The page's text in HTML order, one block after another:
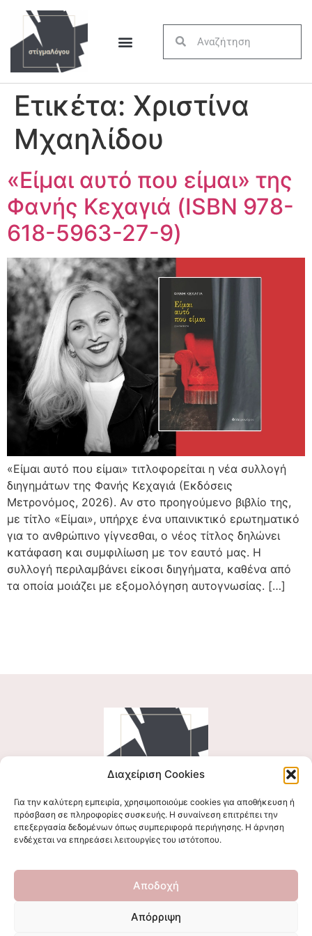
Διαχείριση Cookies
Για την καλύτερη εμπειρία, χρησιμοποιούμε cookies για αποθήκευση ή
πρόσβαση σε πληροφορίες συσκευής. Η συναίνεση επιτρέπει την
επεξεργασία δεδομένων όπως συμπεριφορά περιήγησης. Η άρνηση
ενδέχεται να επηρεάσει λειτουργίες του ιστότοπου.
Αποδοχή
Απόρριψη
Ετικέτα: Χριστίνα
Μχαηλίδου
«Είμαι αυτό που είμαι» της
Φανής Κεχαγιά (ISBN 978-
618-5963-27-9)
«Είμαι αυτό που είμαι» τιτλοφορείται η νέα συλλογή
διηγημάτων της Φανής Κεχαγιά (Εκδόσεις
Μετρονόμος, 2026). Αν στο προηγούμενο βιβλίο της,
με τίτλο «Είμαι», υπήρχε ένα υπαινικτικό ερωτηματικό
για το ανθρώπινο γίγνεσθαι, ο νέος τίτλος δηλώνει
κατάφαση και συμφιλίωση με τον εαυτό μας. Η
συλλογή περιλαμβάνει είκοσι διηγήματα, καθένα από
τα οποία μοιάζει με εξομολόγηση αυτογνωσίας. […]
Ακολουθήστε μας
Επικοινωνήστε μαζί μας
stigmalogou@gmail.com